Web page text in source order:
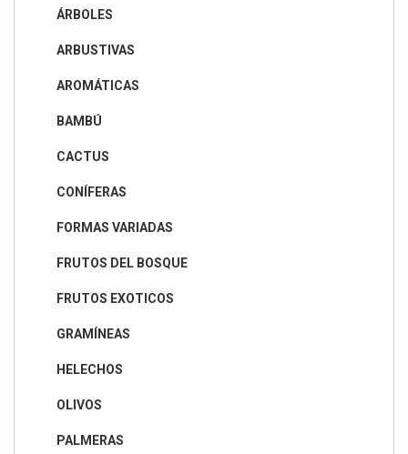
ÁRBOLES
ARBUSTIVAS
AROMÁTICAS
BAMBÚ
CACTUS
CONÍFERAS
FORMAS VARIADAS
FRUTOS DEL BOSQUE
FRUTOS EXOTICOS
GRAMÍNEAS
HELECHOS
OLIVOS
PALMERAS